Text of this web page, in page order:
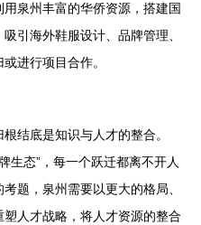
用泉州丰富的华侨资源，搭建国
引海外鞋服设计、品牌管理、
进行项目合作。
结底是知识与人才的整合。
生态”，每一个跃迁都离不开人
题，泉州需要以更大的格局、
人才战略，将人才资源的整合